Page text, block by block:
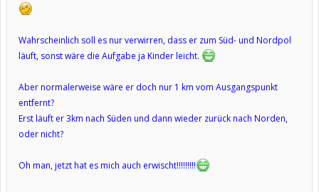
Wahrscheinlich soll es nur verwirren, dass er zum Süd- und Nordpol
läuft, sonst wäre die Aufgabe ja Kinder leicht.
Aber normalerweise wäre er doch nur 1 km vom Ausgangspunkt
entfernt?
Erst läuft er 3km nach Süden und dann wieder zurück nach Norden,
oder nicht?
Oh man, jetzt hat es mich auch erwischt!!!!!!!!!